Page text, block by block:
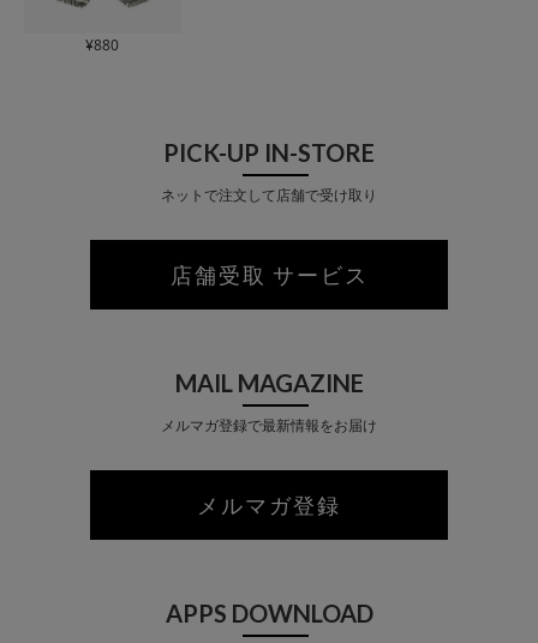
¥880
PICK-UP IN-STORE
ネットで注文して店舗で受け取り
店舗受取 サービス
MAIL MAGAZINE
メルマガ登録で最新情報をお届け
メルマガ登録
APPS DOWNLOAD